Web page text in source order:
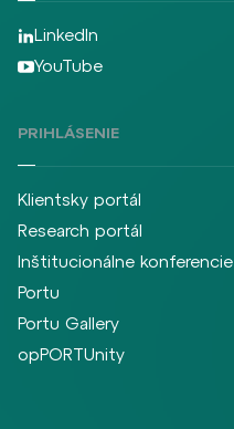
LinkedIn
YouTube
PRIHLÁSENIE
Klientsky portál
Research portál
Inštitucionálne konferencie
Portu
Portu Gallery
opPORTUnity